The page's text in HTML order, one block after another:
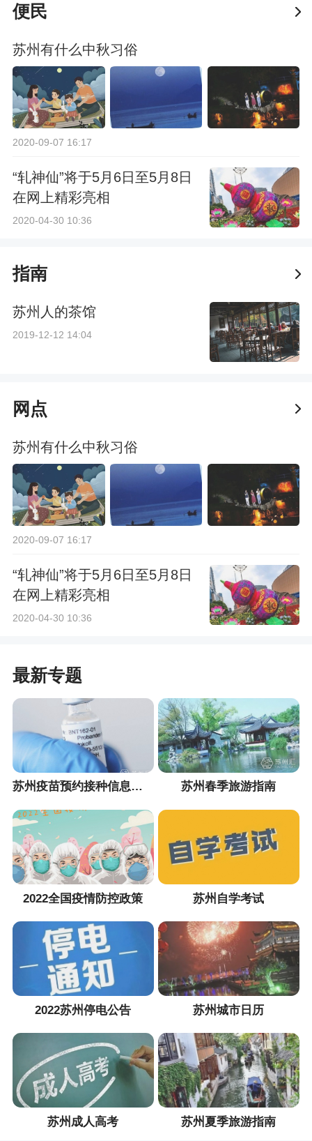
便民
苏州有什么中秋习俗
2020-09-07 16:17
“轧神仙”将于5月6日至5月8日
在网上精彩亮相
2020-04-30 10:36
指南
苏州人的茶馆
2019-12-12 14:04
网点
苏州有什么中秋习俗
2020-09-07 16:17
“轧神仙”将于5月6日至5月8日
在网上精彩亮相
2020-04-30 10:36
最新专题
苏州疫苗预约接种信息汇总 苏州春季旅游指南
2022全国疫情防控政策 苏州自学考试
2022苏州停电公告 苏州城市日历
苏州成人高考 苏州夏季旅游指南